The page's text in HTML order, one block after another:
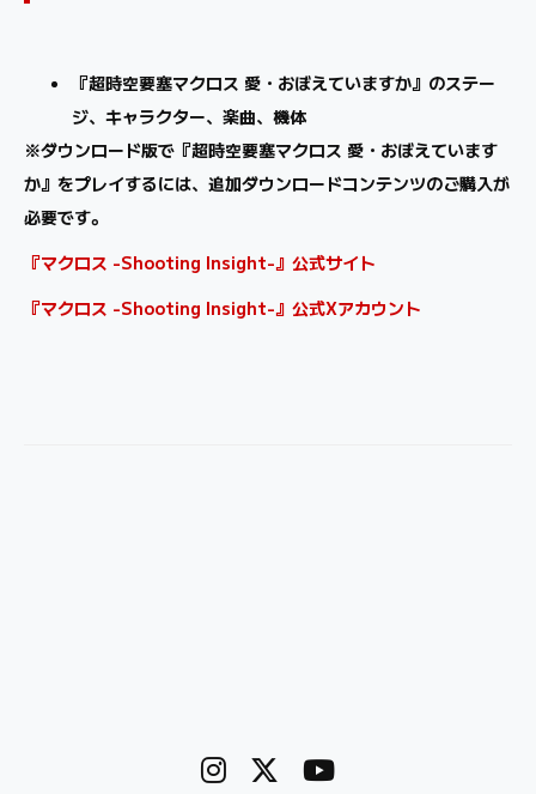
『超時空要塞マクロス 愛・おぼえていますか』のステー
ジ、キャラクター、楽曲、機体
※ダウンロード版で『超時空要塞マクロス 愛・おぼえています
か』をプレイするには、追加ダウンロードコンテンツのご購入が
必要です。
『マクロス -Shooting Insight-』公式サイト
『マクロス -Shooting Insight-』公式Xアカウント